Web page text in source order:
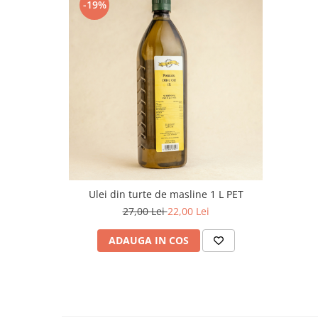
-19%
Ulei din turte de masline 1 L PET
27,00 Lei22,00 Lei
ADAUGA IN COS